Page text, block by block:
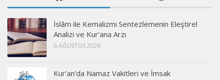
İslâm ile Kemalizmi Sentezlemenin Eleştirel
Analizi ve Kur’ana Arzı
6 AĞUSTOS 2026
Kur’an’da Namaz Vakitleri ve İmsak